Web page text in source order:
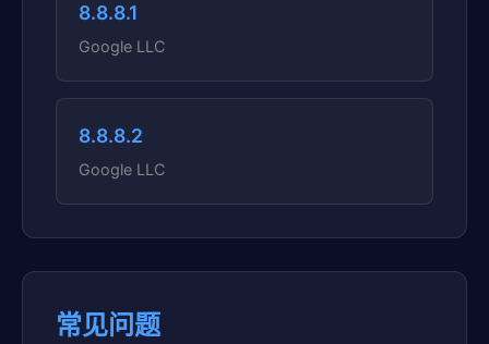
8.8.8.1
Google LLC
8.8.8.2
Google LLC
常见问题